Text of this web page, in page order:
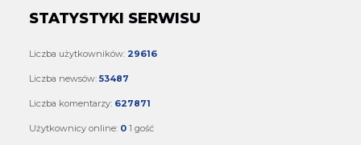
STATYSTYKI SERWISU
Liczba użytkowników: 29616
Liczba newsów: 53487
Liczba komentarzy: 627871
Użytkownicy online: 0 1 gość